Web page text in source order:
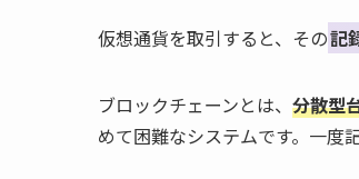
仮想通貨を取引すると、その記
ブロックチェーンとは、 分散型
めて困難なシステムです。一度